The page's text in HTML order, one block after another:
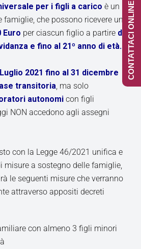
per i figli a carico è un
che possono ricevere un
Euro per ciascun figlio a partire dal
e fino al 21º anno di età.
Luglio 2021 fino al 31 dicembre
transitoria, ma solo
autonomi con figli
NON accedono agli assegni
con la Legge 46/2021 unifica e
misure a sostegno delle famiglie,
le seguenti misure che verranno
attraverso appositi decreti
con almeno 3 figli minori
CONTATTACI ONLINE